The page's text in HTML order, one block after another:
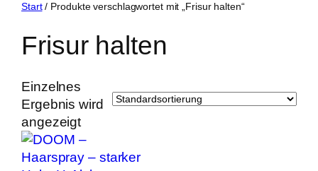
Zum
springen
Start/ Produkte verschlagwortet mit „Frisur halten“
Frisur halten
Einzelnes
Ergebnis wird
angezeigt